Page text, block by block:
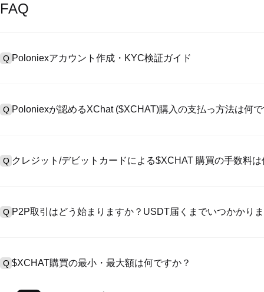
FAQ
Q Poloniexアカウント作成・KYC検証ガイド
>「安全性」へ有効ID証明をアップし、自撮りしてKYC検証を完成
Q Poloniexが認めるXChat ($XCHAT)購入の支払っ方法は何
入金）（プロセス1～3営業日かかる）;4）$100,000超えた大額売
Q クレジット/デビットカードによる$XCHAT 購買の手数料
準現物取引手数料（0.05%まで低く）が必要です。
Q P2P取引はどう始まりますか？USDT届くまでいつかかり
第に、決済は通常15分～2時間かかります。
Q $XCHAT購買の最小・最大額は何ですか？